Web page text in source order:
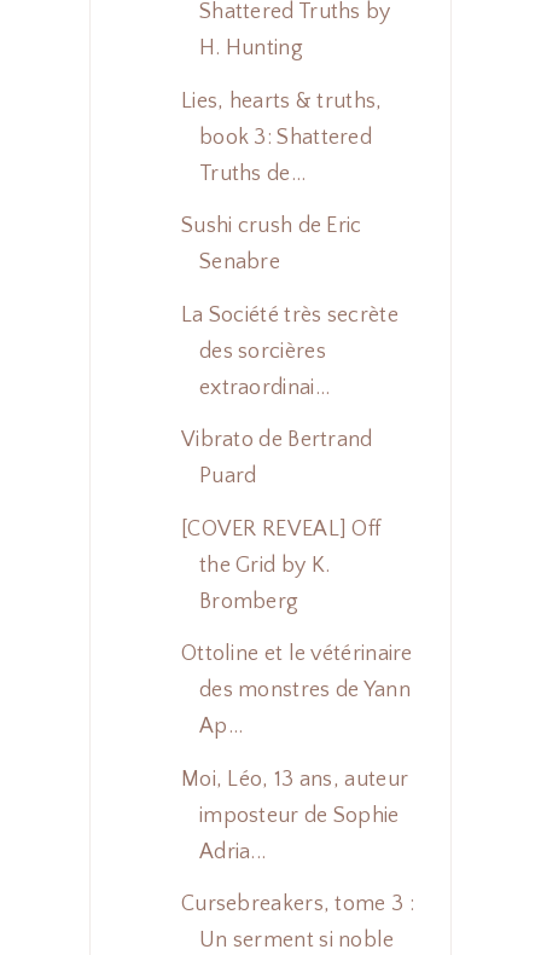
Shattered Truths by
H. Hunting
Lies, hearts & truths,
book 3: Shattered
Truths de...
Sushi crush de Eric
Senabre
La Société très secrète
des sorcières
extraordinai...
Vibrato de Bertrand
Puard
[COVER REVEAL] Off
the Grid by K.
Bromberg
Ottoline et le vétérinaire
des monstres de Yann
Ap...
Moi, Léo, 13 ans, auteur
imposteur de Sophie
Adria...
Cursebreakers, tome 3 :
Un serment si noble